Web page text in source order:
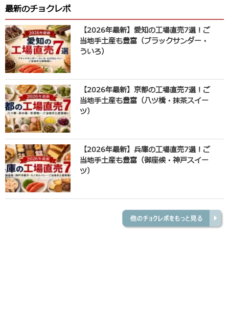
最新のチョクレポ
【2026年最新】愛知の工場直売7選！ご
当地手土産も豊富（ブラックサンダー・
ういろ）
【2026年最新】京都の工場直売7選！ご
当地手土産も豊富（八ツ橋・抹茶スイー
ツ）
【2026年最新】兵庫の工場直売7選！ご
当地手土産も豊富（御座候・神戸スイー
ツ）